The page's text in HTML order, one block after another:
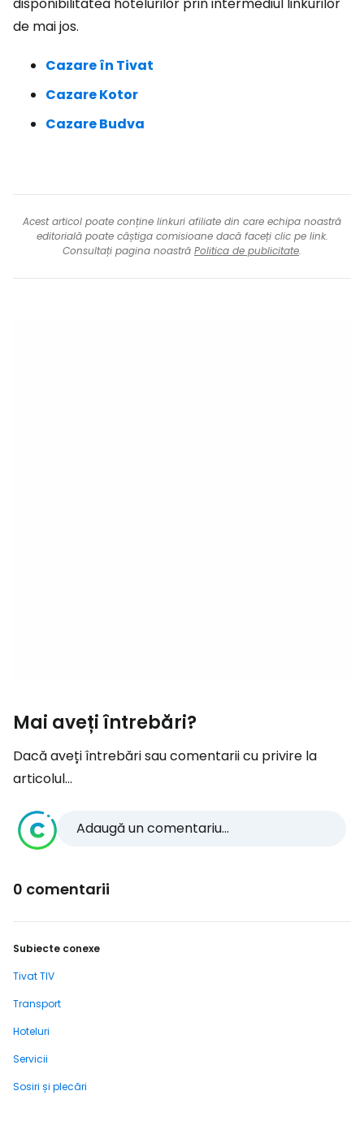
de mai jos.
Cazare în Tivat
Cazare Kotor
Cazare Budva
Acest articol poate conține linkuri afiliate din care echipa noastră
editorială poate câștiga comisioane dacă faceți clic pe link.
Consultați pagina noastră Politica de publicitate.
Mai aveți întrebări?
Dacă aveți întrebări sau comentarii cu privire la
articolul...
Adaugă un comentariu...
0 comentarii
Subiecte conexe
Tivat TIV
Transport
Hoteluri
Servicii
Sosiri și plecări